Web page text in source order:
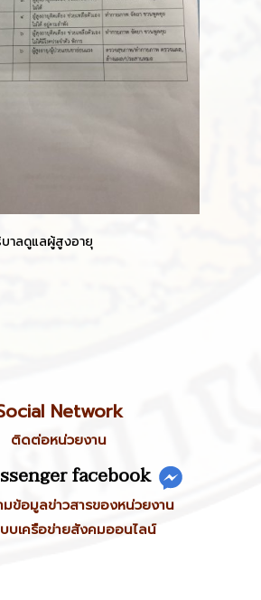
าลดูแลผู้สูงอายุ
Network
ติดต่อหน่วยงาน
facebook
ข้อมูลข่าวสารของหน่วยงาน
บเครือข่ายสังคมออนไลน์